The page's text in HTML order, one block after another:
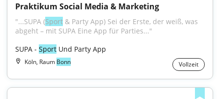
Praktikum Social Media & Marketing
"...SUPA (Sport & Party App) Sei der Erste, der weiß, was
abgeht – mit SUPA Eine App für Parties..."
SUPA - Sport Und Party App
Köln, Raum Bonn Vollzeit